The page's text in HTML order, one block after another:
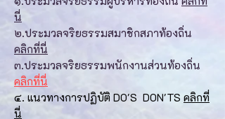
นี่
๒.ประมวลจริยธรรมสมาชิกสภาท้องถิ่น
คลิกที่นี่
๓.ประมวลจริยธรรมพนักงานส่วนท้องถิ่น
คลิกที่นี่
๔. แนวทางการปฏิบัติ DO'S DON'TS คลิกที่
นี่